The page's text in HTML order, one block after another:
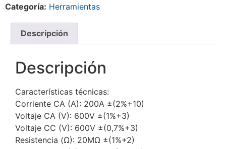
Categoría: Herramientas
Descripción
Descripción
Características técnicas:
Corriente CA (A): 200A ±(2%+10)
Voltaje CA (V): 600V ±(1%+3)
Voltaje CC (V): 600V ±(0,7%+3)
Resistencia (Ω): 20MΩ ±(1%+2)